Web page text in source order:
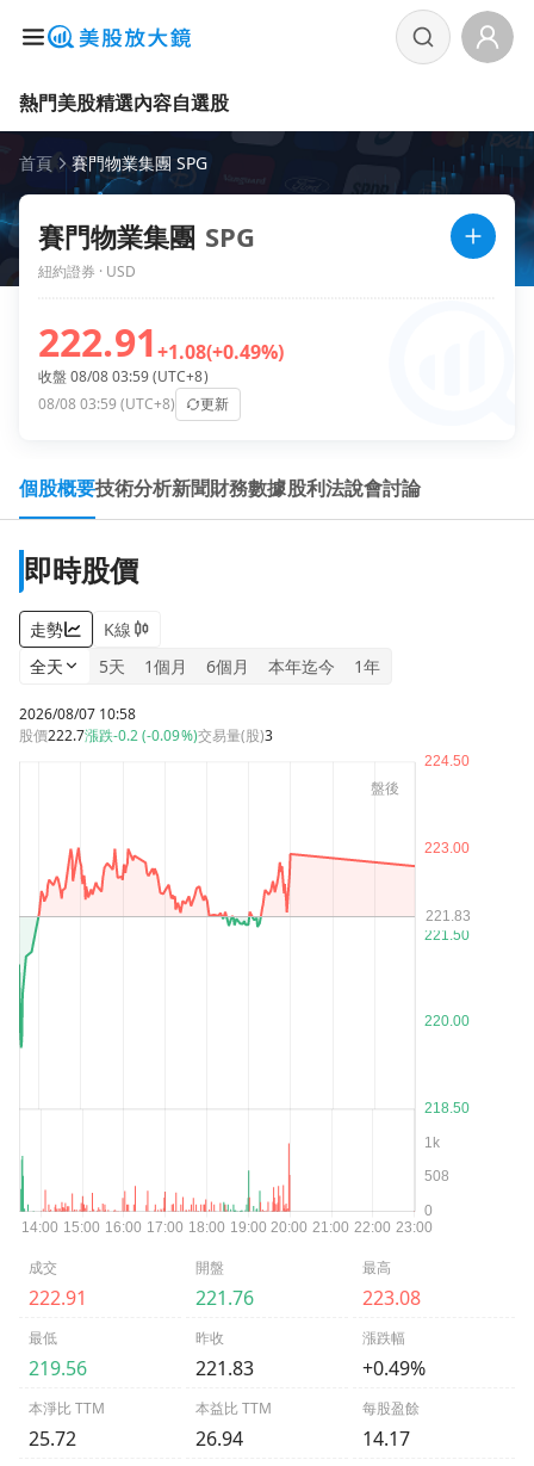
熱門美股精選內容自選股
首頁 賽門物業集團 SPG
賽門物業集團 SPG
紐約證券 · USD
222.91+1.08(+0.49%)
收盤 08/08 03:59 (UTC+8)
08/08 03:59 (UTC+8)
更新
個股概要技術分析新聞財務數據股利法說會討論
即時股價
走勢
K線
全天
5天 1個月 6個月 本年迄今 1年
2026/08/07 10:58
股價222.7漲跌-0.2 (-0.09%)交易量(股)3
成交
222.91
開盤
221.76
最高
223.08
最低
219.56
昨收
221.83
漲跌幅
+0.49%
本淨比 TTM
25.72
本益比 TTM
26.94
每股盈餘
14.17